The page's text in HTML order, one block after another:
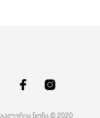
გალერეა ნოჩა © 2020